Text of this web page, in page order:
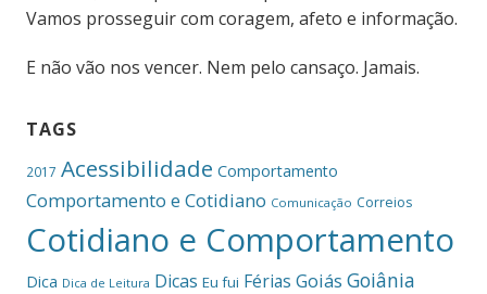
Vamos prosseguir com coragem, afeto e informação.
E não vão nos vencer. Nem pelo cansaço. Jamais.
TAGS
2017 Acessibilidade Comportamento
Comportamento e Cotidiano Comunicação Correios
Cotidiano e Comportamento
Dica Dica de Leitura Dicas Eu fui Férias Goiás Goiânia